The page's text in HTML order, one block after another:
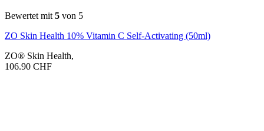
Bewertet mit 5 von 5
ZO Skin Health 10% Vitamin C Self-Activating (50ml)
ZO® Skin Health,
106.90 CHF